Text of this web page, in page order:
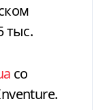
тыс.
со